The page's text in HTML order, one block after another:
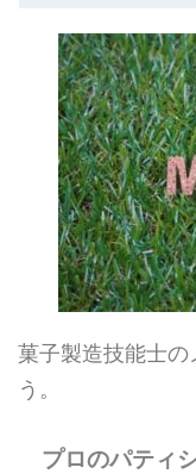
菓子製造技能士の
う。
プロのパティ